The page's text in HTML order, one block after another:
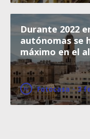
Durante 2022
autónomas se
máximo en el
Fotocasa · 3